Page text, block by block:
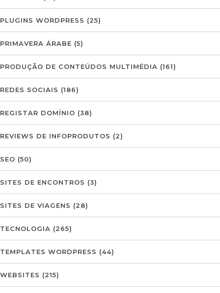
PLUGINS WORDPRESS (25)
PRIMAVERA ÁRABE (5)
PRODUÇÃO DE CONTEÚDOS MULTIMÉDIA (161)
REDES SOCIAIS (186)
REGISTAR DOMÍNIO (38)
REVIEWS DE INFOPRODUTOS (2)
SEO (50)
SITES DE ENCONTROS (3)
SITES DE VIAGENS (28)
TECNOLOGIA (265)
TEMPLATES WORDPRESS (44)
WEBSITES (215)